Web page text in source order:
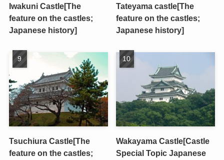
Iwakuni Castle[The
feature on the castles;
Japanese history]
Tateyama castle[The
feature on the castles;
Japanese history]
Tsuchiura Castle[The
feature on the castles;
Wakayama Castle[Castle
Special Topic Japanese